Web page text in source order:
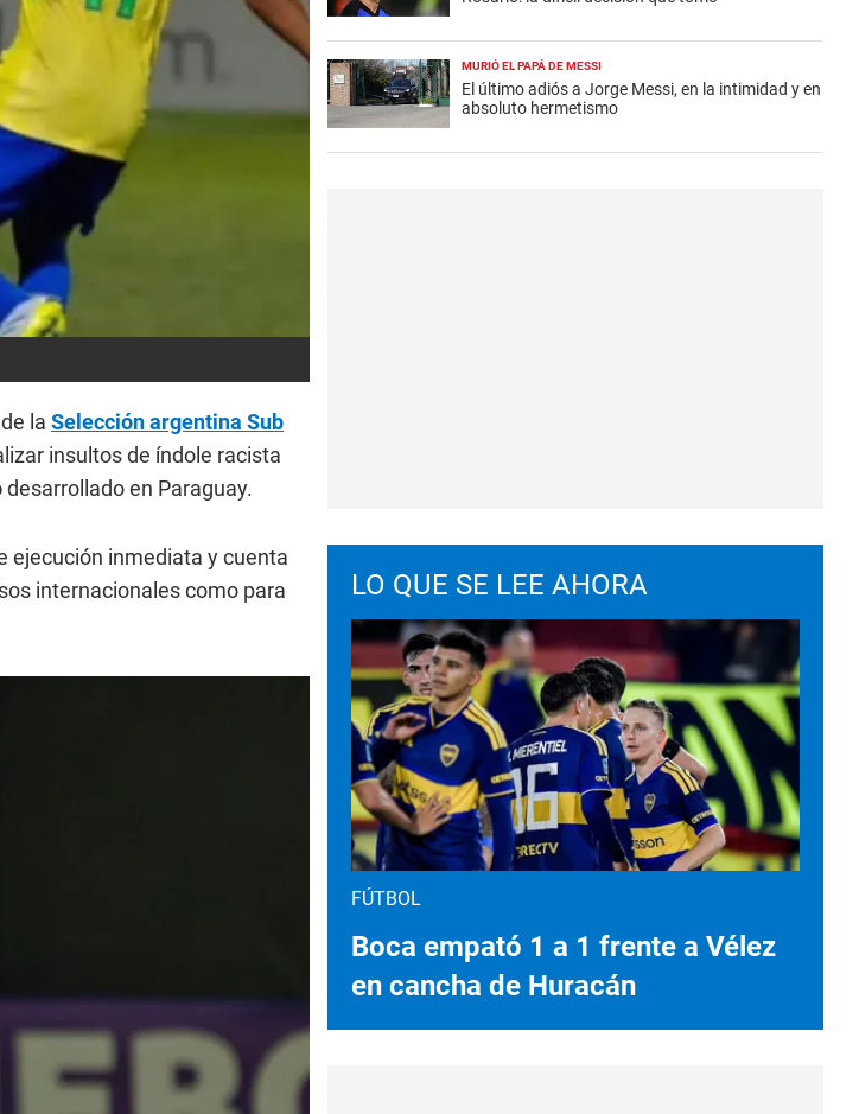
la Selección argentina Sub
insultos de índole racista
desarrollado en Paraguay.
ejecución inmediata y cuenta
internacionales como para
MURIÓ EL PAPÁ DE MESSI
El último adiós a Jorge Messi, en la intimidad y en
absoluto hermetismo
LO QUE SE LEE AHORA
FÚTBOL
Boca empató 1 a 1 frente a Vélez
en cancha de Huracán